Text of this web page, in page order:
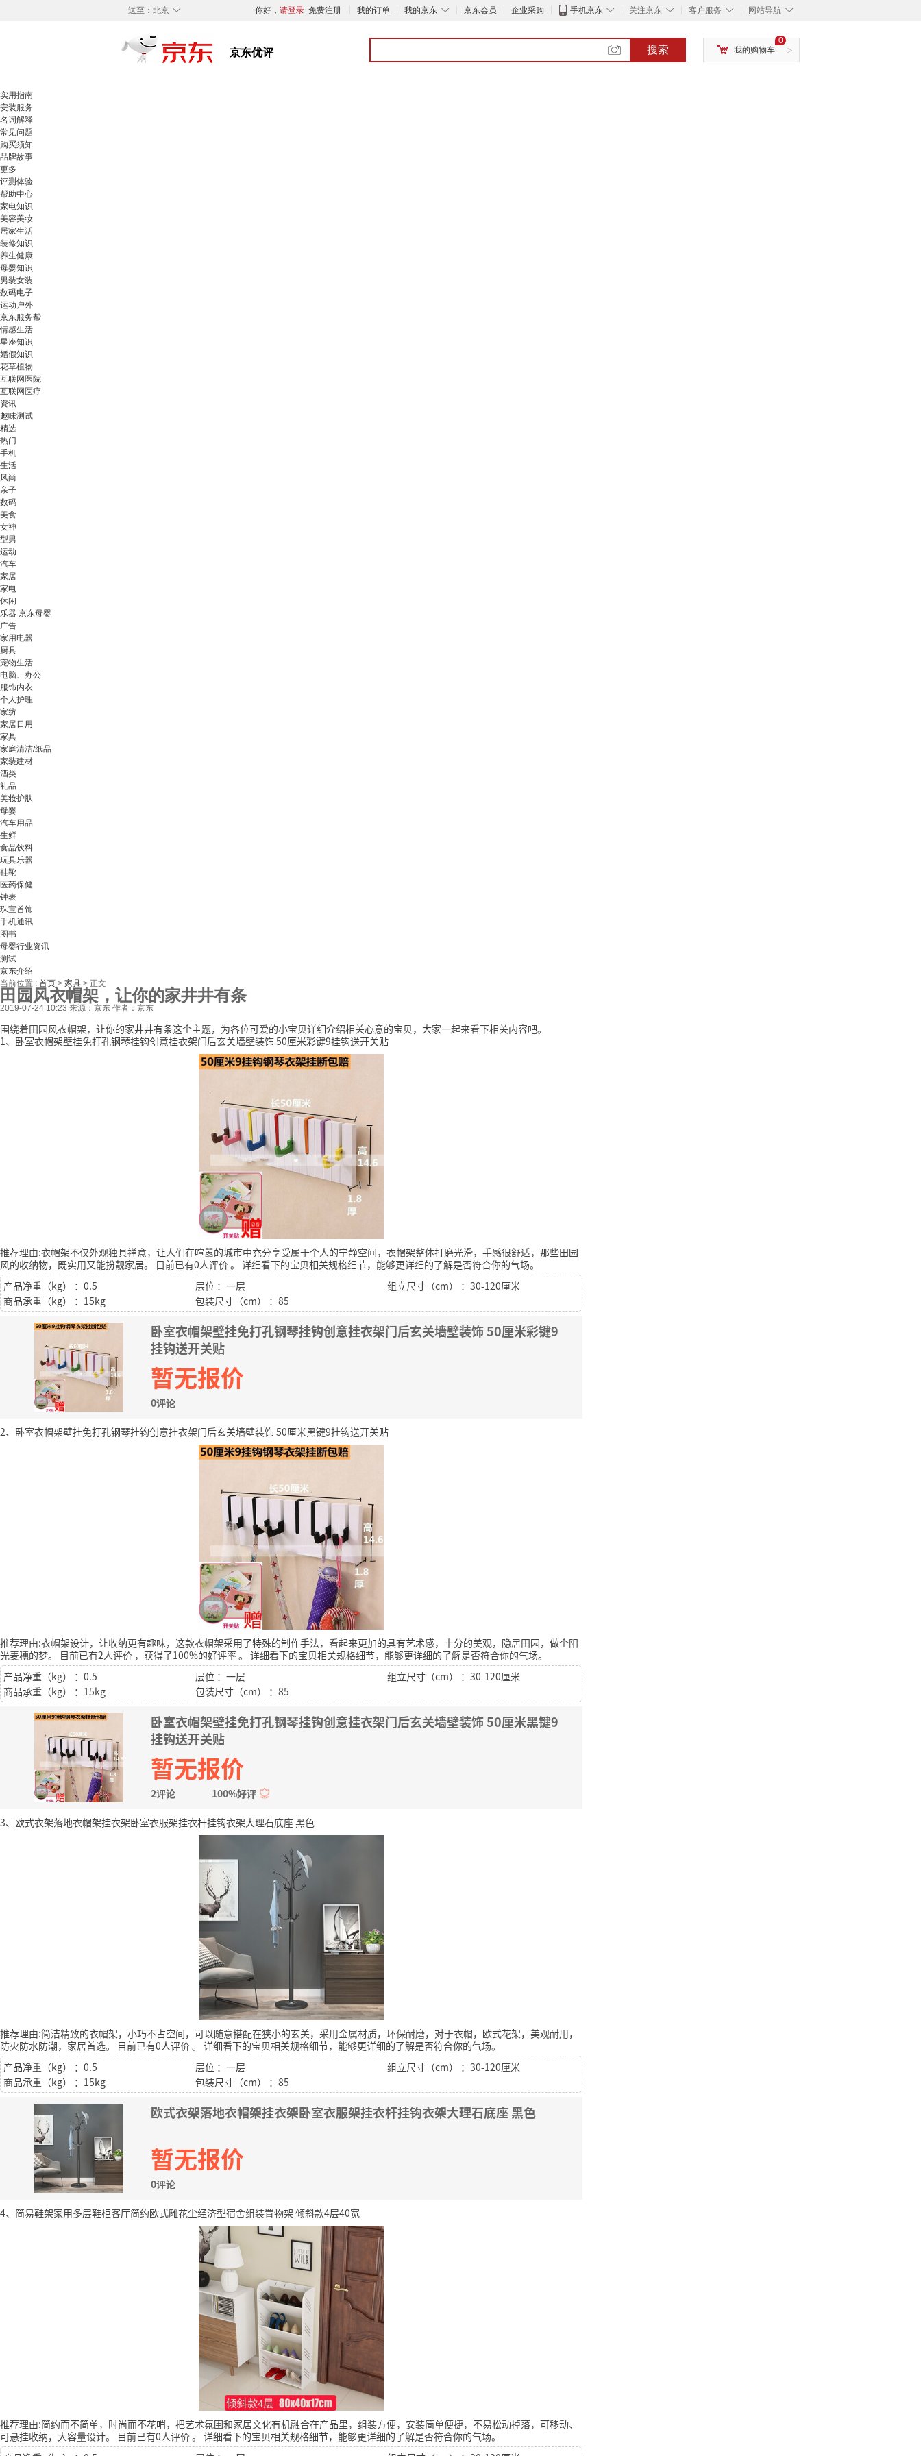
◇
送至： 北京 你好， 请登录 免费注册 我的订单 ◇
我的京东 京东会员 企业采购 ◇
手机京东 ◇
关注京东 ◇
客户服务 ◇
网站导航
搜索 >
0
我的购物车
实用指南
安装服务
名词解释
常见问题
购买须知
品牌故事
更多
评测体验
帮助中心
家电知识
美容美妆
居家生活
装修知识
养生健康
母婴知识
男装女装
数码电子
运动户外
京东服务帮
情感生活
星座知识
婚假知识
花草植物
互联网医院
互联网医疗
资讯
趣味测试
精选
热门
手机
生活
风尚
亲子
数码
美食
女神
型男
运动
汽车
家居
家电
休闲
乐器 京东母婴
广告
家用电器
厨具
宠物生活
电脑、办公
服饰内衣
个人护理
家纺
家居日用
家具
家庭清洁/纸品
家装建材
酒类
礼品
美妆护肤
母婴
汽车用品
生鲜
食品饮料
玩具乐器
鞋靴
医药保健
钟表
珠宝首饰
手机通讯
图书
母婴行业资讯
测试
京东介绍
当前位置 : 首页 > 家具 > 正文
田园风衣帽架，让你的家井井有条
2019-07-24 10:23 来源：京东 作者：京东
围绕着田园风衣帽架，让你的家井井有条这个主题，为各位可爱的小宝贝详细介绍相关心意的宝贝，大家一起来看下相关内容吧。
1、卧室衣帽架壁挂免打孔钢琴挂钩创意挂衣架门后玄关墙壁装饰 50厘米彩键9挂钩送开关贴
推荐理由:衣帽架不仅外观独具禅意，让人们在喧嚣的城市中充分享受属于个人的宁静空间，衣帽架整体打磨光滑，手感很舒适，那些田园
风的收纳物，既实用又能扮靓家居。
目前已有0人评价。 详细看下的宝贝相关规格细节，能够更详细的了解是否符合你的气场。
产品净重（kg） ：0.5
层位 ：一层
组立尺寸（cm） ：30-120厘米
商品承重（kg） ：15kg
包装尺寸（cm） ：85
卧室衣帽架壁挂免打孔钢琴挂钩创意挂衣架门后玄关墙壁装饰 50厘米彩键9
挂钩送开关贴
暂无报价
0评论
2、卧室衣帽架壁挂免打孔钢琴挂钩创意挂衣架门后玄关墙壁装饰 50厘米黑键9挂钩送开关贴
推荐理由:衣帽架设计，让收纳更有趣味，这款衣帽架采用了特殊的制作手法，看起来更加的具有艺术感，十分的美观，隐居田园，做个阳
光麦穗的梦。
目前已有2人评价 ，获得了100%的好评率。 详细看下的宝贝相关规格细节，能够更详细的了解是否符合你的气场。
产品净重（kg） ：0.5
层位 ：一层
组立尺寸（cm） ：30-120厘米
商品承重（kg） ：15kg
包装尺寸（cm） ：85
卧室衣帽架壁挂免打孔钢琴挂钩创意挂衣架门后玄关墙壁装饰 50厘米黑键9
挂钩送开关贴
暂无报价
2评论 100%好评
3、欧式衣架落地衣帽架挂衣架卧室衣服架挂衣杆挂钩衣架大理石底座 黑色
推荐理由:简洁精致的衣帽架，小巧不占空间，可以随意搭配在狭小的玄关，采用金属材质，环保耐磨，对于衣帽，欧式花架，美观耐用，
防火防水防潮，家居首选。
目前已有0人评价。 详细看下的宝贝相关规格细节，能够更详细的了解是否符合你的气场。
产品净重（kg） ：0.5
层位 ：一层
组立尺寸（cm） ：30-120厘米
商品承重（kg） ：15kg
包装尺寸（cm） ：85
欧式衣架落地衣帽架挂衣架卧室衣服架挂衣杆挂钩衣架大理石底座 黑色
暂无报价
0评论
4、简易鞋架家用多层鞋柜客厅简约欧式雕花尘经济型宿舍组装置物架 倾斜款4层40宽
推荐理由:简约而不简单，时尚而不花哨，把艺术氛围和家居文化有机融合在产品里，组装方便，安装简单便捷，不易松动掉落，可移动、
可悬挂收纳，大容量设计。
目前已有0人评价。 详细看下的宝贝相关规格细节，能够更详细的了解是否符合你的气场。